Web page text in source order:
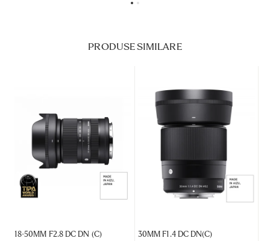
PRODUSE SIMILARE
18-50MM F2.8 DC DN (C) 30MM F1.4 DC DN(C)